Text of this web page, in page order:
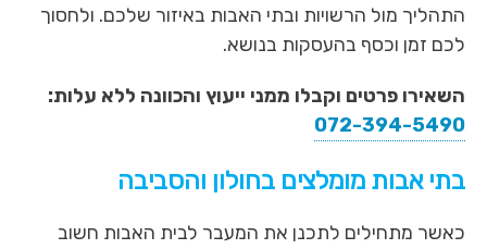
התהליך מול הרשויות ובתי האבות באיזור שלכם. ולחסוך
לכם זמן וכסף בהעסקות בנושא.
השאירו פרטים וקבלו ממני ייעוץ והכוונה ללא עלות:
072-394-5490
בתי אבות מומלצים בחולון והסביבה
כאשר מתחילים לתכנן את המעבר לבית האבות חשוב